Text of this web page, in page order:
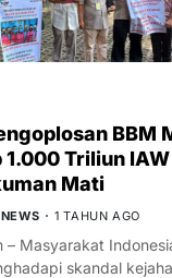
BBM
1.000 Triliun IAW
Mati
1 TAHUN AGO
– Masyarakat
skandal